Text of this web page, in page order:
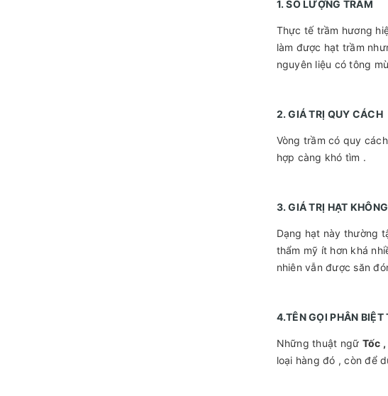
1. SỐ LƯỢNG TRẦM
Thực tế trầm hương
làm được hạt trầm
nguyên liệu có tông
2. GIÁ TRỊ QUY CÁCH
Vòng trầm có quy
hợp càng khó tìm .
3. GIÁ TRỊ HẠT
Dạng hạt này thường
thẩm mỹ ít hơn khá
nhiên vẫn được săn
4.TÊN GỌI PHÂN BIỆT
Những thuật ngữ Tốc
loại hàng đó , còn để